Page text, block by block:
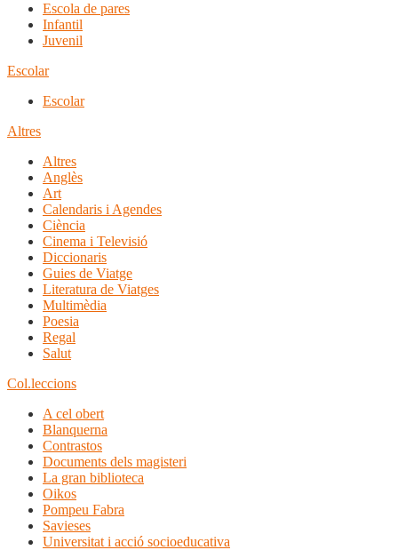
Escola de pares
Infantil
Juvenil
Escolar
Escolar
Altres
Altres
Anglès
Art
Calendaris i Agendes
Ciència
Cinema i Televisió
Diccionaris
Guies de Viatge
Literatura de Viatges
Multimèdia
Poesia
Regal
Salut
Col.leccions
A cel obert
Blanquerna
Contrastos
Documents dels magisteri
La gran biblioteca
Oikos
Pompeu Fabra
Savieses
Universitat i acció socioeducativa